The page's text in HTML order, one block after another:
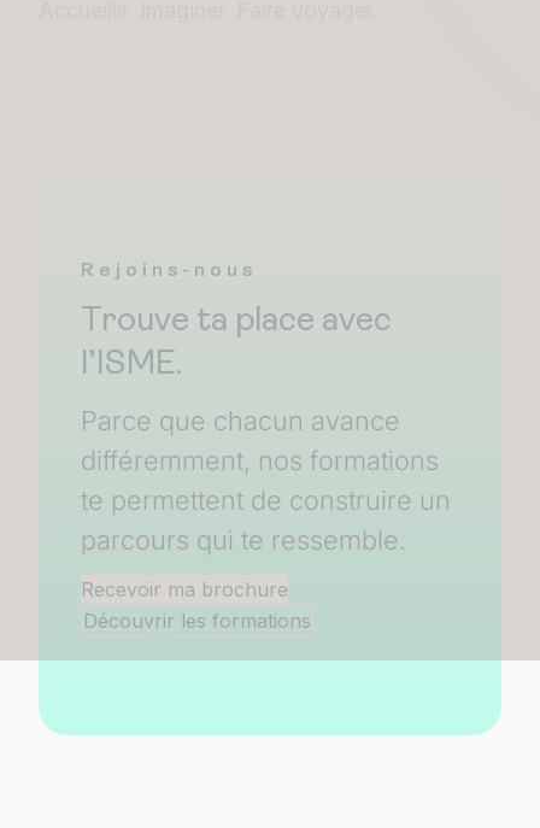
Rejoins-nous
Trouve ta place avec
l’ISME.
Parce que chacun avance
différemment, nos formations
te permettent de construire un
parcours qui te ressemble.
Recevoir ma brochure
Découvrir les formations